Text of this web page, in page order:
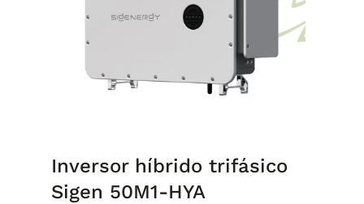
Inversor híbrido trifásico
Sigen 50M1-HYA